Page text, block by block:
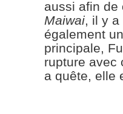
aussi afin de
Maiwai, il y a
également
principale,
rupture avec
a quête, elle